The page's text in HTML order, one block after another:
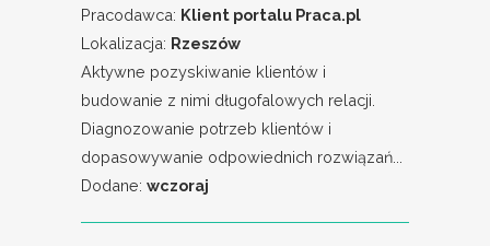
Pracodawca: Klient portalu Praca.pl
Lokalizacja: Rzeszów
Aktywne pozyskiwanie klientów i
budowanie z nimi długofalowych relacji.
Diagnozowanie potrzeb klientów i
dopasowywanie odpowiednich rozwiązań...
Dodane: wczoraj